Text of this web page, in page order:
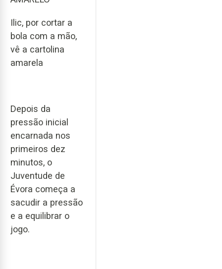
Ilic, por cortar a
bola com a mão,
vê a cartolina
amarela
Depois da
pressão inicial
encarnada nos
primeiros dez
minutos, o
Juventude de
Évora começa a
sacudir a pressão
e a equilibrar o
jogo.